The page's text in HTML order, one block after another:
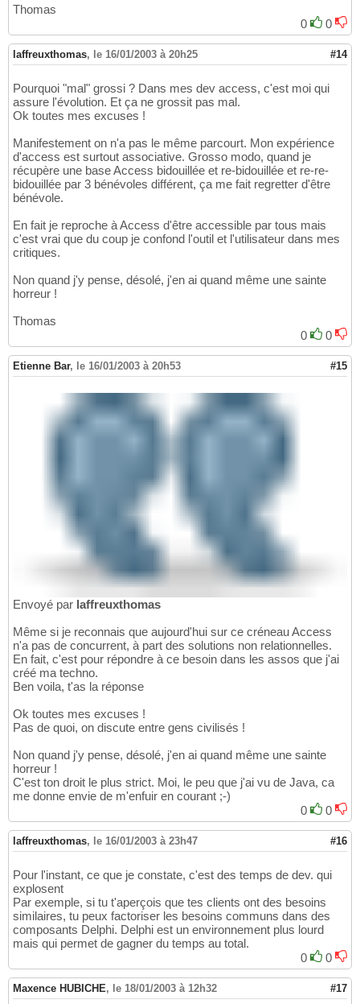
Thomas
0
0
laffreuxthomas, le 16/01/2003 à 20h25 #14
Pourquoi "mal" grossi ? Dans mes dev access, c'est moi qui
assure l'évolution. Et ça ne grossit pas mal.
Ok toutes mes excuses !
Manifestement on n'a pas le même parcourt. Mon expérience
d'access est surtout associative. Grosso modo, quand je
récupère une base Access bidouillée et re-bidouillée et re-re-
bidouillée par 3 bénévoles différent, ça me fait regretter d'être
bénévole.
En fait je reproche à Access d'être accessible par tous mais
c'est vrai que du coup je confond l'outil et l'utilisateur dans mes
critiques.
Non quand j'y pense, désolé, j'en ai quand même une sainte
horreur !
Thomas
0
0
Etienne Bar, le 16/01/2003 à 20h53 #15
Envoyé par laffreuxthomas
Même si je reconnais que aujourd'hui sur ce créneau Access
n'a pas de concurrent, à part des solutions non relationnelles.
En fait, c'est pour répondre à ce besoin dans les assos que j'ai
créé ma techno.
Ben voila, t'as la réponse
Ok toutes mes excuses !
Pas de quoi, on discute entre gens civilisés !
Non quand j'y pense, désolé, j'en ai quand même une sainte
horreur !
C'est ton droit le plus strict. Moi, le peu que j'ai vu de Java, ca
me donne envie de m'enfuir en courant ;-)
0
0
laffreuxthomas, le 16/01/2003 à 23h47 #16
Pour l'instant, ce que je constate, c'est des temps de dev. qui
explosent
Par exemple, si tu t'aperçois que tes clients ont des besoins
similaires, tu peux factoriser les besoins communs dans des
composants Delphi. Delphi est un environnement plus lourd
mais qui permet de gagner du temps au total.
0
0
Maxence HUBICHE, le 18/01/2003 à 12h32 #17